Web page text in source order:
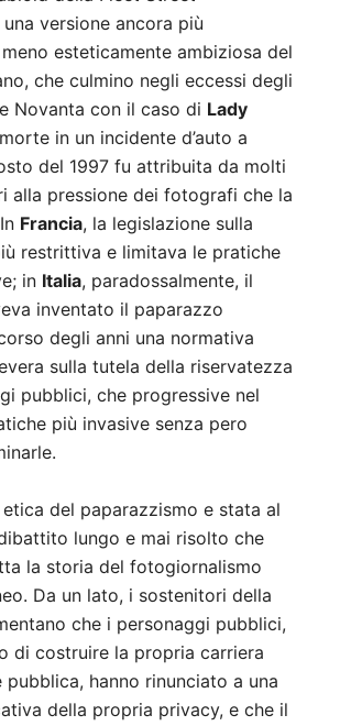
versione ancora più
esteticamente ambiziosa del
che culmino negli eccessi degli
Novanta con il caso di Lady
in un incidente d’auto a
del 1997 fu attribuita da molti
alla pressione dei fotografi che la
Francia, la legislazione sulla
restrittiva e limitava le pratiche
in Italia, paradossalmente, il
inventato il paparazzo
degli anni una normativa
sulla tutela della riservatezza
pubblici, che progressive nel
più invasive senza pero
del paparazzismo e stata al
lungo e mai risolto che
la storia del fotogiornalismo
Da un lato, i sostenitori della
che i personaggi pubblici,
di costruire la propria carriera
pubblica, hanno rinunciato a una
della propria privacy, e che il